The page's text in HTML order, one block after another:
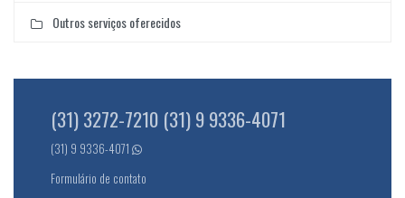
Outros serviços oferecidos
(31) 3272-7210 (31) 9 9336-4071
(31) 9 9336-4071
Formulário de contato